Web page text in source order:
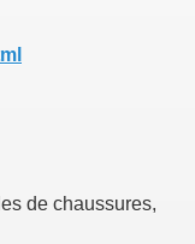
de chaussures,